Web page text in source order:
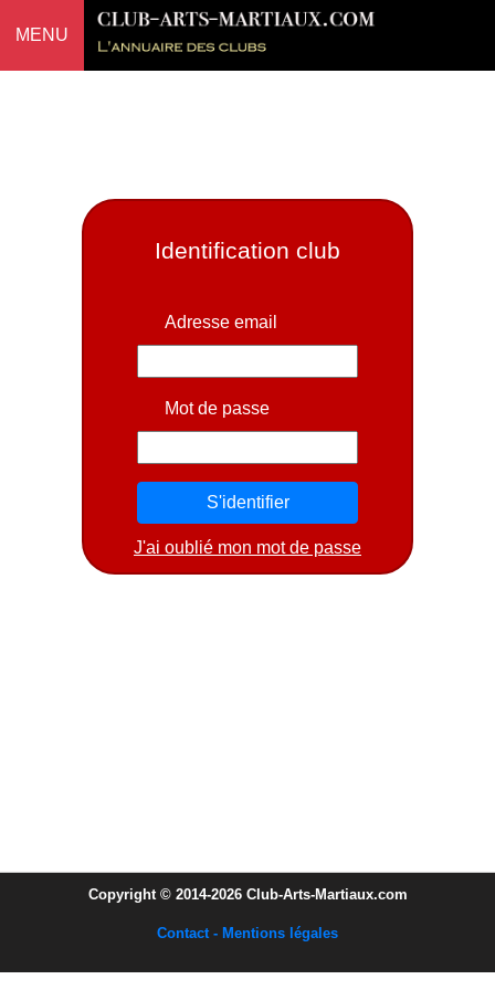
MENU
Identification club
Adresse email
Mot de passe
J'ai oublié mon mot de passe
Copyright © 2014-2026 Club-Arts-Martiaux.com
Contact - Mentions légales